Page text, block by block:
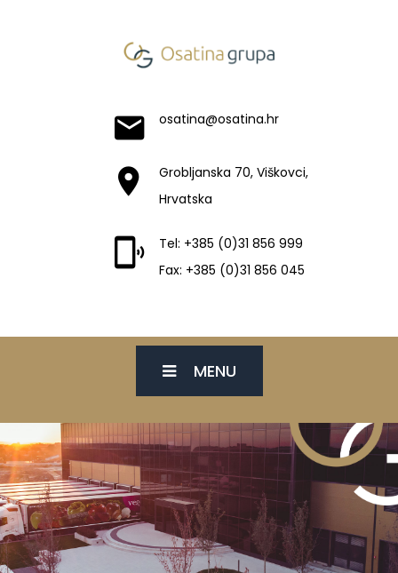
osatina@osatina.hr
Grobljanska 70, Viškovci,
Hrvatska
Tel: +385 (0)31 856 999
Fax: +385 (0)31 856 045
MENU